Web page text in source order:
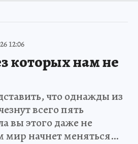
12:06
которых нам не
что однажды из
всего пять
вы этого даже не
мир начнет меняться…